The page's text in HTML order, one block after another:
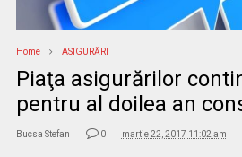
Home ASIGURĂRI
Piaţa asigurărilor
pentru al doilea an
Bucsa Stefan 0 martie 22, 2017 11:02 am